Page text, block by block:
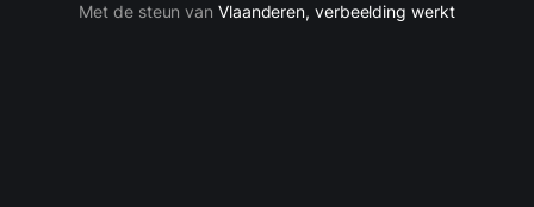
Met de steun van Vlaanderen, verbeelding werkt